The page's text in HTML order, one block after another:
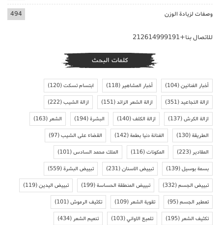
وصفات لزيادة الوزن 494
للاتصال بنا+212614999191
كلمات البحث
أخبار الفنانين(104) أخبار المشاهير(118) ابتسام تسكت(120)
ازالة التجاعيد(351) ازالة الشعر الزائد(151) ازالة الشيب(222)
ازالة الكرش(137) ازالة الكلف(140) البشرة(194) الشعر(163)
الطريقة(130) الفنانة دنيا بطمة(142) القضاء على الشيب(97)
المقادير(223) المكونات(116) الملك محمد السادس(101)
بسمة بوسيل(139) تبييض الاسنان(231) تبييض البشرة(559)
تبييض الجسم(332) تبييض المنطقة الحساسة(199) تبييض اليدين(119)
تعطير الجسم(95) تقوية الشعر(109) تكثيف الرموش(101)
تكثيف الشعر(195) تلميع الاواني(103) تنعيم الشعر(434)